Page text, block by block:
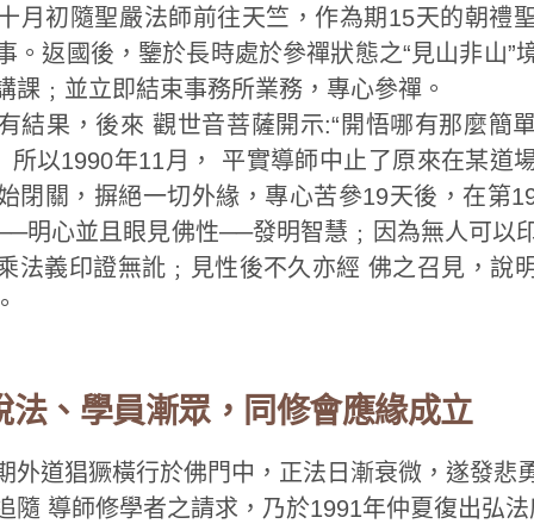
月初隨聖嚴法師前往天竺，作為期15天的朝禮
。返國後，鑒於長時處於參禪狀態之“見山非山”
課﹔並立即結束事務所業務，專心參禪。
結果，後來 觀世音菩薩開示:“開悟哪有那麼簡
所以1990年11月， 平實導師中止了原來在某道
閉關，摒絕一切外緣，專心苦參19天後，在第
明心並且眼見佛性──發明智慧﹔因為無人可以
法義印證無訛﹔見性後不久亦經 佛之召見，說
法、學員漸眾，同修會應緣成立
外道猖獗橫行於佛門中，正法日漸衰微，遂發悲
隨 導師修學者之請求，乃於1991年仲夏復出弘